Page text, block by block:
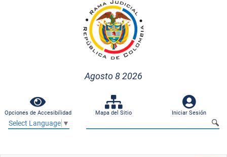
Agosto 8 2026
Opciones de Accesibilidad Mapa del Sitio Iniciar Sesión
Select Language ▼